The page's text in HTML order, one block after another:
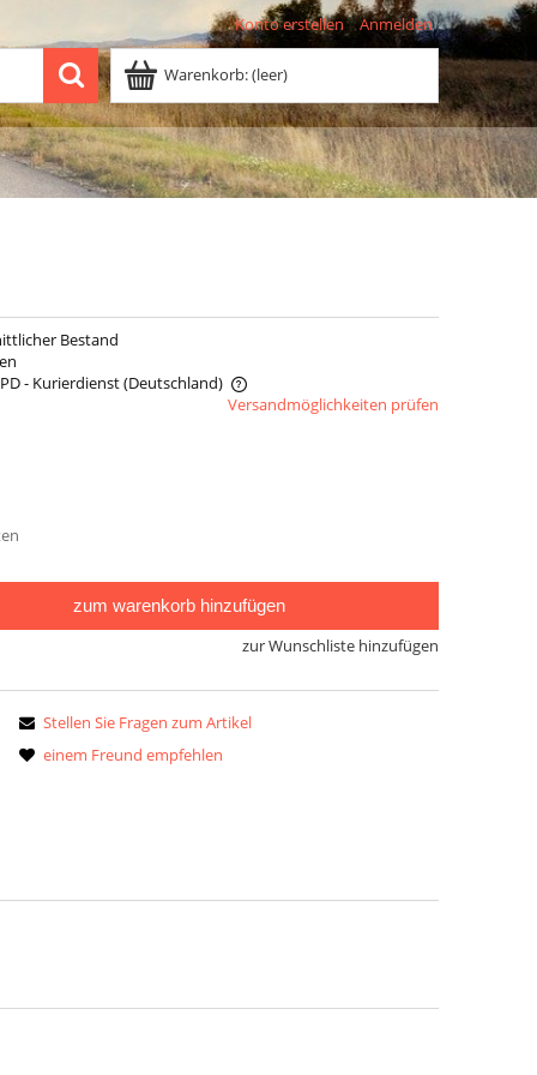
Konto erstellen Anmelden
Warenkorb:(leer)
Bestand
- Kurierdienst(Deutschland)
Versandmöglichkeiten prüfen
zum warenkorb hinzufügen
zur Wunschliste hinzufügen
Stellen Sie Fragen zum Artikel
einem Freund empfehlen